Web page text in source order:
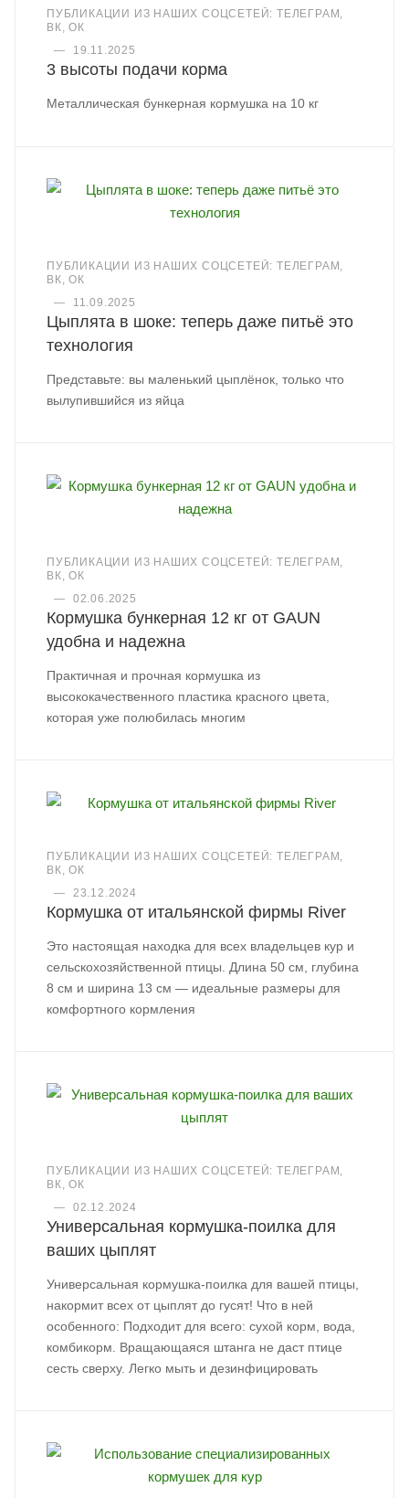
ПУБЛИКАЦИИ ИЗ НАШИХ СОЦСЕТЕЙ: ТЕЛЕГРАМ,
ВК, ОК
—
19.11.2025
3 высоты подачи корма
Металлическая бункерная кормушка на 10 кг
ПУБЛИКАЦИИ ИЗ НАШИХ СОЦСЕТЕЙ: ТЕЛЕГРАМ,
ВК, ОК
—
11.09.2025
Цыплята в шоке: теперь даже питьё это
технология
Представьте: вы маленький цыплёнок, только что
вылупившийся из яйца
ПУБЛИКАЦИИ ИЗ НАШИХ СОЦСЕТЕЙ: ТЕЛЕГРАМ,
ВК, ОК
—
02.06.2025
Кормушка бункерная 12 кг от GAUN
удобна и надежна
Практичная и прочная кормушка из
высококачественного пластика красного цвета,
которая уже полюбилась многим
ПУБЛИКАЦИИ ИЗ НАШИХ СОЦСЕТЕЙ: ТЕЛЕГРАМ,
ВК, ОК
—
23.12.2024
Кормушка от итальянской фирмы River
Это настоящая находка для всех владельцев кур и
сельскохозяйственной птицы. Длина 50 см, глубина
8 см и ширина 13 см — идеальные размеры для
комфортного кормления
ПУБЛИКАЦИИ ИЗ НАШИХ СОЦСЕТЕЙ: ТЕЛЕГРАМ,
ВК, ОК
—
02.12.2024
Универсальная кормушка-поилка для
ваших цыплят
Универсальная кормушка-поилка для вашей птицы,
накормит всех от цыплят до гусят! Что в ней
особенного: Подходит для всего: сухой корм, вода,
комбикорм. Вращающаяся штанга не даст птице
сесть сверху. Легко мыть и дезинфицировать